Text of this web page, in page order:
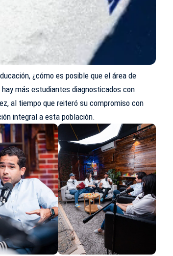
¿cómo es posible que el área de
más estudiantes diagnosticados con
al tiempo que reiteró su compromiso con
integral a esta población.